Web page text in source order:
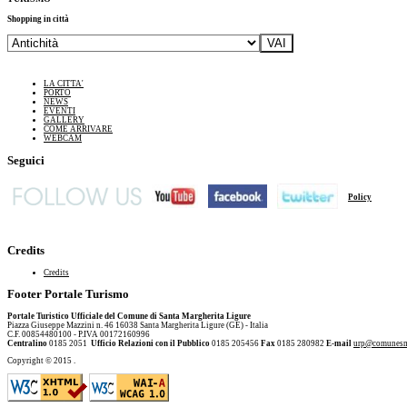
Shopping in città
LA CITTA'
PORTO
NEWS
EVENTI
GALLERY
COME ARRIVARE
WEBCAM
Seguici
Policy
Credits
Credits
Footer Portale Turismo
Portale Turistico Ufficiale del Comune di Santa Margherita Ligure
Piazza Giuseppe Mazzini n. 46 16038 Santa Margherita Ligure (GE) - Italia
C.F. 00854480100 - P.IVA 00172160996
Centralino 0185 2051 Ufficio Relazioni con il Pubblico 0185 205456 Fax 0185 280982 E-mail
Copyright © 2015 .